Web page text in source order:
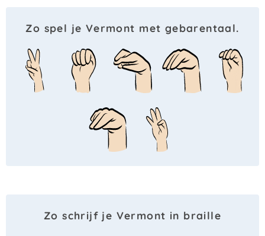
Zo spel je Vermont met gebarentaal.
Zo schrijf je Vermont in braille